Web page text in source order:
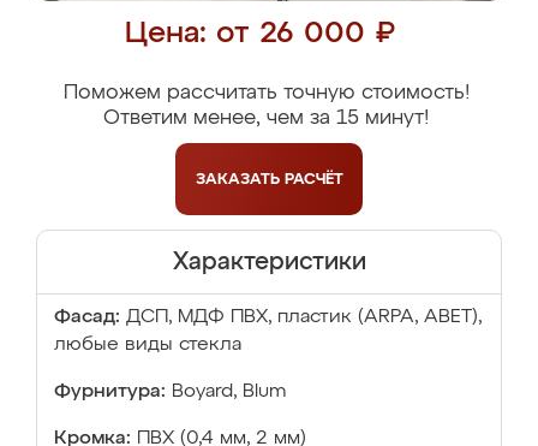
Цена: от 26 000 ₽
Поможем рассчитать точную стоимость!
Ответим менее, чем за 15 минут!
ЗАКАЗАТЬ РАСЧЁТ
Характеристики
Фасад: ДСП, МДФ ПВХ, пластик (ARPA, ABET),
любые виды стекла
Фурнитура: Boyard, Blum
Кромка: ПВХ (0,4 мм, 2 мм)